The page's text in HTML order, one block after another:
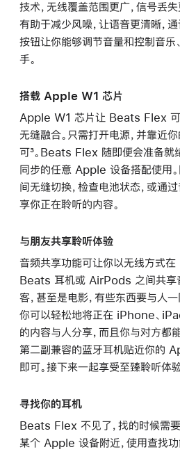
技术，无线覆盖范围更广，信号丢
有助于减少风噪，让语音更清晰，
按钮让你能够调节音量和控制音乐
手。
搭载 Apple W1 芯片
Apple W1 芯片让 Beats Flex
无缝融合。只需打开电源，并靠
可³。Beats Flex 随即便会准备就
同步的任意 Apple 设备搭配使用。
间无缝切换，检查电池状态，或通
享你正在聆听的内容。
与朋友共享聆听体验
音频共享功能可让你以无线方式
Beats 耳机或 AirPods 之间共享
客，甚至是电影，有些东西要与人一
你可以轻松地将正在 iPhone、
的内容与人分享，而且你与对方都
第二副兼容的蓝牙耳机贴近你的
即可。接下来一起享受至臻聆听体验
寻找你的耳机
Beats Flex 不见了，找的时候需
某个 Apple 设备附近，使用查找